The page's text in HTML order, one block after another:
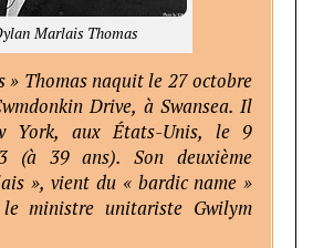
Marlais Thomas
» Thomas naquit le 27 octobre
Drive, à Swansea. Il
York, aux États-Unis, le 9
(à 39 ans). Son deuxième
», vient du « bardic name »
ministre unitariste Gwilym